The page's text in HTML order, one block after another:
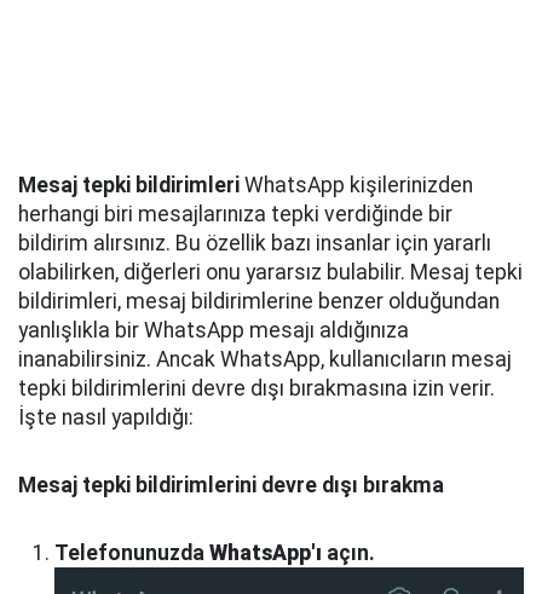
Mesaj tepki bildirimleri WhatsApp kişilerinizden
herhangi biri mesajlarınıza tepki verdiğinde bir
bildirim alırsınız. Bu özellik bazı insanlar için yararlı
olabilirken, diğerleri onu yararsız bulabilir. Mesaj tepki
bildirimleri, mesaj bildirimlerine benzer olduğundan
yanlışlıkla bir WhatsApp mesajı aldığınıza
inanabilirsiniz. Ancak WhatsApp, kullanıcıların mesaj
tepki bildirimlerini devre dışı bırakmasına izin verir.
İşte nasıl yapıldığı:
Mesaj tepki bildirimlerini devre dışı bırakma
Telefonunuzda WhatsApp'ı açın.